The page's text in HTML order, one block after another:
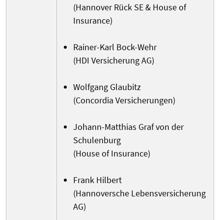
(Hannover Rück SE & House of
Insurance)
Rainer-Karl Bock-Wehr
(HDI Versicherung AG)
Wolfgang Glaubitz
(Concordia Versicherungen)
Johann-Matthias Graf von der
Schulenburg
(House of Insurance)
Frank Hilbert
(Hannoversche Lebensversicherung
AG)